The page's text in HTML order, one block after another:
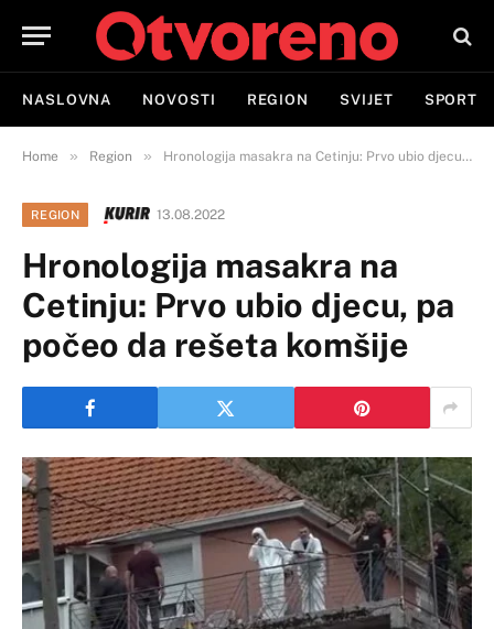
NASLOVNA NOVOSTI REGION SVIJET SPORT
Home » Region » Hronologija masakra na Cetinju: Prvo ubio djecu, pa počeo da rešeta komšije
REGION 13.08.2022
Hronologija masakra na
Cetinju: Prvo ubio djecu, pa
počeo da rešeta komšije